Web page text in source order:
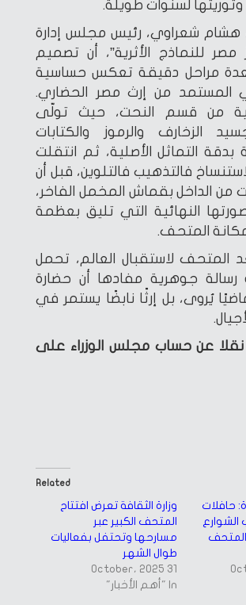
وتوريثها لسنوات طويلة.
هشام شعراوي، رئيس مجلس إدارة
للنماذج الأثرية”، أن تصميم
مراحل دقيقة تعكس حساسية
المستمد من إرث مصر الحضاري.
من قسم النحت، حيث تولّى
الزخارف والرموز والكتابات
بدقة التماثل الأصلية، ثم انتقلت
فالتذهيب فالتلوين، قبل أن
من الداخل بقماش المخمل الفاخر،
النهائية التي تليق بعظمة
المتحف.
المتحف لاستقبال العالم، تحمل
رسالة جوهرية مفادها أن حضارة
يُروى، بل إرثًا نابضًا يستمر في
نقلا عن حساب مجلس الوزراء على
Related
وزارة الثقافة تعرض افتتاح
المتحف الكبير عبر
مسارحها وتحتفل بفعاليات
طوال الشهر
31 October، 2025
In "أهم الأخبار"
حافلات
المتحف